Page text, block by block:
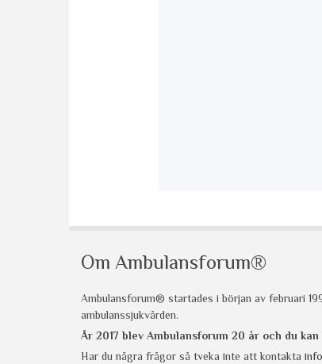
Om Ambulansforum®
Ambulansforum® startades i början av februari
ambulanssjukvården.
År 2017 blev Ambulansforum 20 år och du
Har du några frågor så tveka inte att kontakta